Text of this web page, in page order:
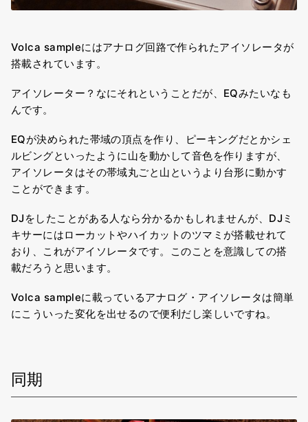
Volca sampleにはアナログ回路で作られたアイソレータが
搭載されています。
アイソレーター？なにそれということだが、EQみたいなも
んです。
EQが決められた帯域の頂点を作り、ピーキングだとかシェ
ルビングといったように山を動かして音色を作りますが、
アイソレータはその帯域丸ごと 山というより台形に動かす
ことができます。
DJをしたことがある人なら分かるかもしれませんが、DJミ
キサーにはローカットやハイカットのツマミが搭載せれて
おり、これがアイソレータです。このことを意識しての搭
載だろうと思います。
Volca sampleに載っているアナログ・アイソレータは簡単
にこういった変化を出せるので便利だし楽しいですね。
同期